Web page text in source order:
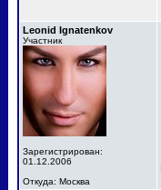
Leonid Ignatenkov
Участник
Зарегистрирован:
01.12.2006
Откуда: Москва